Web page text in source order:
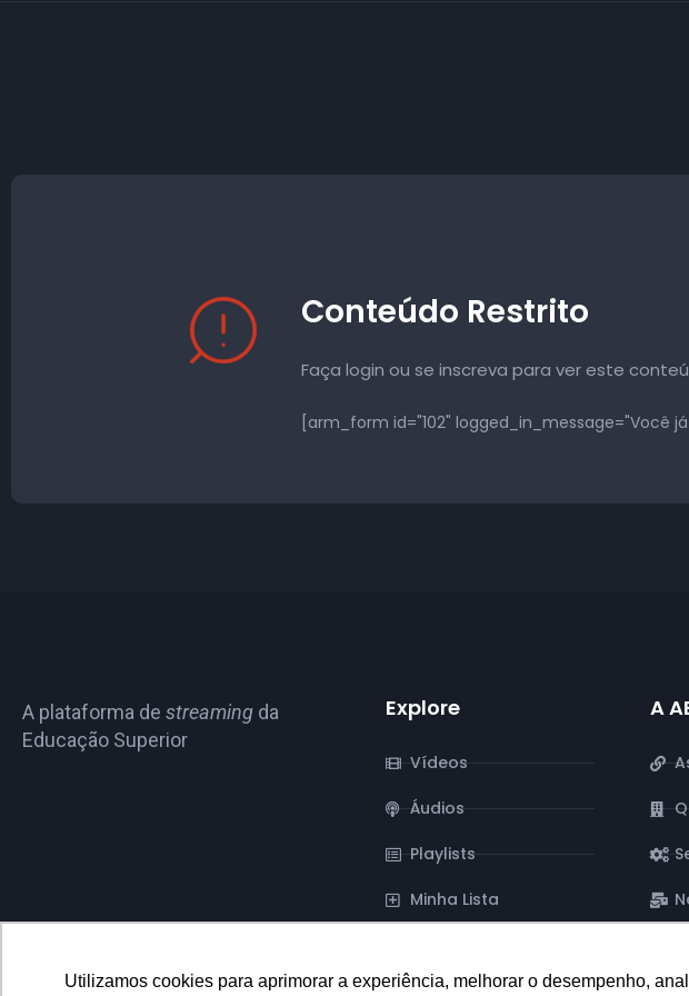
Utilizamos cookies para aprimorar a experiência, melhorar o desempenho,
Conteúdo Restrito
Faça login ou se inscreva para ver este
[arm_form id="102" logged_in_message="Você
A plataforma de streaming da
Educação Superior
Explore
Vídeos
Áudios
Playlists
Minha Lista
A